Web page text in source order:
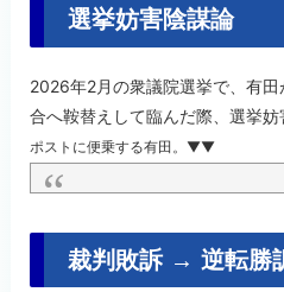
選挙妨害陰謀論
2026年2月の衆議院選挙で、有
合へ鞍替えして臨んだ際、選挙妨
ポストに便乗する有田。▼▼
裁判敗訴 → 逆転勝